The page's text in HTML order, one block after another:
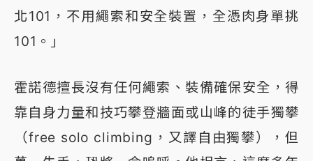
北101，不用繩索和安全裝置，全憑肉身單挑
101。」
霍諾德擅長沒有任何繩索、裝備確保安全，得
靠自身力量和技巧攀登牆面或山峰的徒手獨攀
（free solo climbing，又譯自由獨攀），但